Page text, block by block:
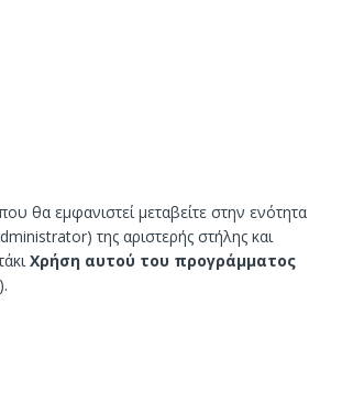
θα εμφανιστεί μεταβείτε στην ενότητα
της αριστερής στήλης και
Χρήση αυτού του προγράμματος